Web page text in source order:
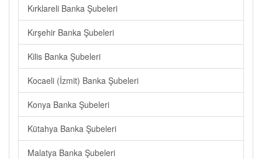
Kırklareli Banka Şubeleri
Kırşehir Banka Şubeleri
Kilis Banka Şubeleri
Kocaeli (İzmit) Banka Şubeleri
Konya Banka Şubeleri
Kütahya Banka Şubeleri
Malatya Banka Şubeleri